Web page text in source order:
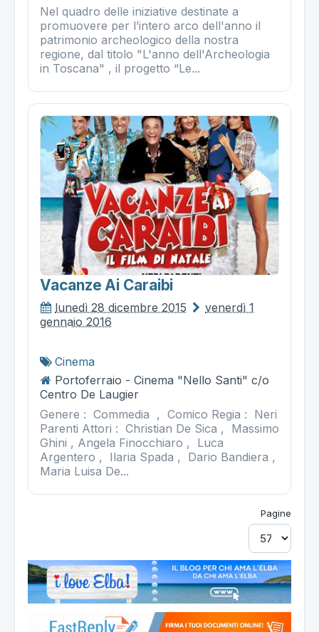
Nel quadro delle iniziative destinate a
promuovere per l’intero arco dell'anno il
patrimonio archeologico della nostra
regione, dal titolo "L'anno dell'Archeologia
in Toscana" , il progetto “Le...
Vacanze Ai Caraibi
lunedì 28 dicembre 2015
venerdì 1
gennaio 2016
Cinema
Portoferraio - Cinema "Nello Santi" c/o
Centro De Laugier
Genere : Commedia , Comico Regia : Neri
Parenti Attori : Christian De Sica , Massimo
Ghini , Angela Finocchiaro , Luca
Argentero , Ilaria Spada , Dario Bandiera ,
Maria Luisa De...
Pagine